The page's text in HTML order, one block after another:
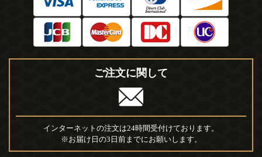
ご注文に関して
インターネットの注文は24時間受付けております。
※お届け日の3日前までにお願いします。